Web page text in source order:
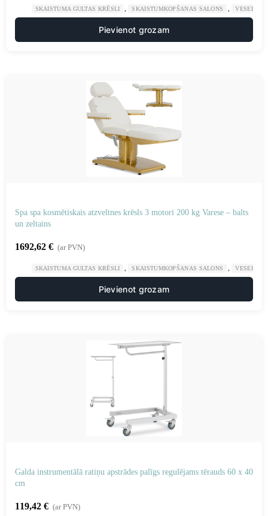
SKAISTUMA GULTAS KRĒSLI SKAISTUMKOPŠANAS SALONS VESELĪBA
Pievienot grozam
Spa spa kosmētiskais atzveltnes krēsls 3 motori 200 kg Varese – balts
un zeltains
1692,62 € (ar PVN)
SKAISTUMA GULTAS KRĒSLI SKAISTUMKOPŠANAS SALONS VESELĪBA
Pievienot grozam
Galda instrumentālā ratiņu apstrādes palīgs regulējams tērauds 60 x 40
cm
119,42 € (ar PVN)